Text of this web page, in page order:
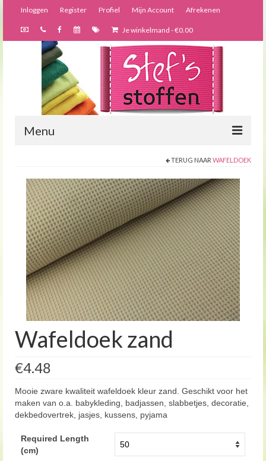
Inloggen Register Profiel Mijn Account Afrekenen
Je winkelmand -€0.00
Menu
Webshop
Bijzondere creaties
Forums
Over ons
TERUG NAAR WAFELDOEK
Wafeldoek zand
€4.48
Mooie zware kwaliteit wafeldoek kleur zand. Geschikt voor het
maken van o.a. babykleding, badjassen, slabbetjes, decoratie,
dekbedovertrek, jasjes, kussens, pyjama
Required Length
(cm)